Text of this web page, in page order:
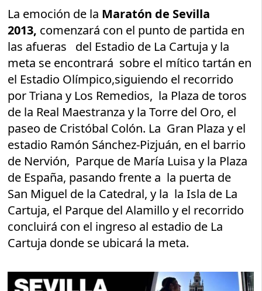
La emoción de la Maratón de Sevilla
2013, comenzará con el punto de partida en
las afueras del Estadio de La Cartuja y la
meta se encontrará sobre el mítico tartán en
el Estadio Olímpico,siguiendo el recorrido
por Triana y Los Remedios, la Plaza de toros
de la Real Maestranza y la Torre del Oro, el
paseo de Cristóbal Colón. La Gran Plaza y el
estadio Ramón Sánchez-Pizjuán, en el barrio
de Nervión, Parque de María Luisa y la Plaza
de España, pasando frente a la puerta de
San Miguel de la Catedral, y la la Isla de La
Cartuja, el Parque del Alamillo y el recorrido
concluirá con el ingreso al estadio de La
Cartuja donde se ubicará la meta.